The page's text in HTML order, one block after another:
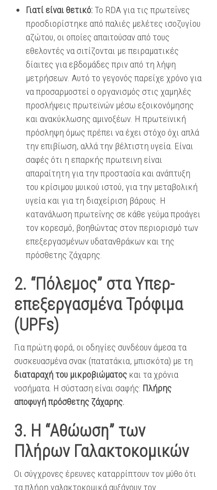
Γιατί είναι θετικό: Το RDA για τις πρωτεΐνες
προσδιορίστηκε από παλιές μελέτες ισοζυγίου
αζώτου, οι οποίες απαιτούσαν από τους
εθελοντές να σιτίζονται με πειραματικές
δίαιτες για εβδομάδες πριν από τη λήψη
μετρήσεων. Αυτό το γεγονός παρείχε χρόνο για
να προσαρμοστεί ο οργανισμός στις χαμηλές
προσλήψεις πρωτεϊνών μέσω εξοικονόμησης
και ανακύκλωσης αμινοξέων. Η πρωτεϊνική
πρόσληψη όμως πρέπει να έχει στόχο όχι απλά
την επιβίωση, αλλά την βέλτιστη υγεία. Είναι
σαφές ότι η επαρκής πρωτεινη είναι
απαραίτητη για την προστασία και ανάπτυξη
του κρίσιμου μυικού ιστού, για την μεταβολική
υγεία και για τη διαχείριση βάρους. Η
κατανάλωση πρωτεΐνης σε κάθε γεύμα προάγει
τον κορεσμό, βοηθώντας στον περιορισμό των
επεξεργασμένων υδατανθράκων και της
πρόσθετης ζάχαρης.
2. “Πόλεμος” στα Υπερ-
επεξεργασμένα Τρόφιμα
(UPFs)
Για πρώτη φορά, οι οδηγίες συνδέουν άμεσα τα
συσκευασμένα σνακ (πατατάκια, μπισκότα) με τη
διαταραχή του μικροβιώματος και τα χρόνια
νοσήματα. Η σύσταση είναι σαφής: Πλήρης
αποφυγή πρόσθετης ζάχαρης.
3. Η “Αθώωση” των
Πλήρων Γαλακτοκομικών
Οι σύγχρονες έρευνες καταρρίπτουν τον μύθο ότι
τα πλήρη γαλακτοκομικά αυξάνουν τον